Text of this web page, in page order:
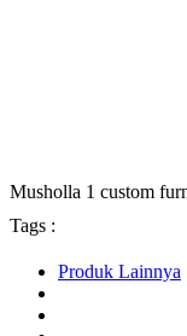
Musholla 1 custom
Tags :
Produk Lainnya